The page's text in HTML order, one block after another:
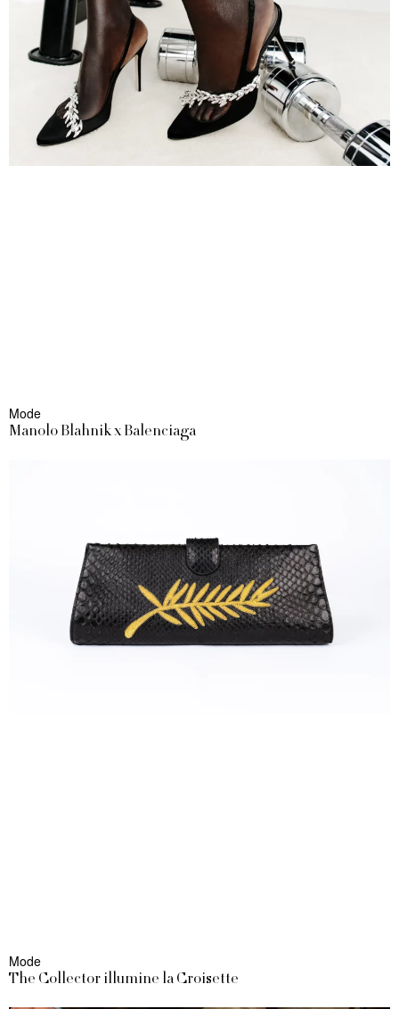
Mode
Manolo Blahnik x Balenciaga
Mode
The Collector illumine la Croisette